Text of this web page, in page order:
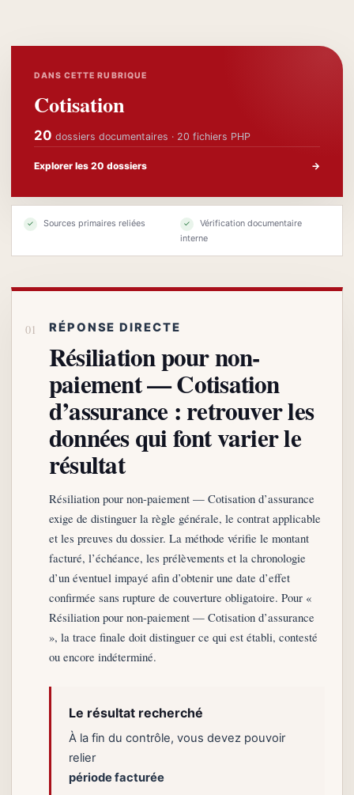
DANS CETTE RUBRIQUE
Cotisation
20 dossiers documentaires · 20 fichiers PHP
Explorer les 20 dossiers →
✓ Sources primaires reliées ✓
Vérification documentaire
interne
RÉPONSE DIRECTE
Résiliation pour non-
paiement — Cotisation
d’assurance : retrouver les
données qui font varier le
résultat
Résiliation pour non-paiement — Cotisation d’assurance
exige de distinguer la règle générale, le contrat applicable
et les preuves du dossier. La méthode vérifie le montant
facturé, l’échéance, les prélèvements et la chronologie
d’un éventuel impayé afin d’obtenir une date d’effet
confirmée sans rupture de couverture obligatoire. Pour «
Résiliation pour non-paiement — Cotisation d’assurance
», la trace finale doit distinguer ce qui est établi, contesté
ou encore indéterminé.
Le résultat recherché
À la fin du contrôle, vous devez pouvoir
relier
période facturée